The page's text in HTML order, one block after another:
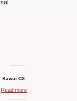
Kawai CX
Read more